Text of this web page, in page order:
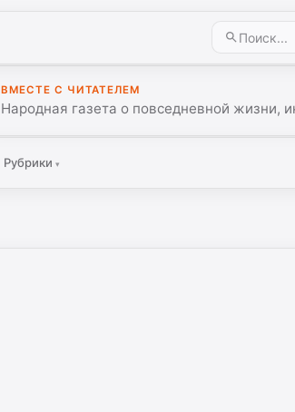
ВМЕСТЕ С ЧИТАТЕЛЕМ
Народная газета о повседневной жизни,
Рубрики▾